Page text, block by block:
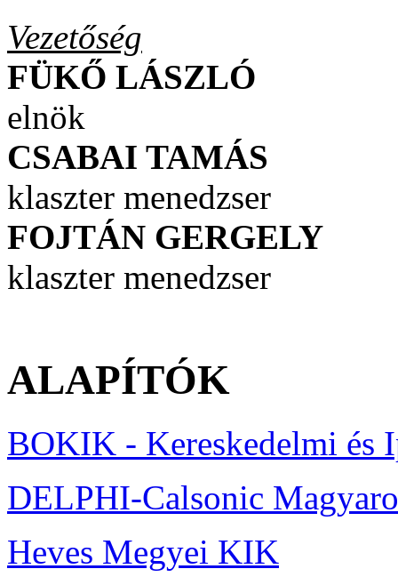
Vezetőség
FÜKŐ LÁSZLÓ
elnök
CSABAI TAMÁS
klaszter menedzser
FOJTÁN GERGELY
klaszter menedzser
ALAPÍTÓK
BOKIK - Kereskedelmi és
DELPHI-Calsonic
Heves Megyei KIK